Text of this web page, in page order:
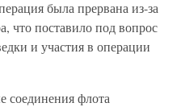
была прервана из-за
что поставило под вопрос
и участия в операции
соединения флота